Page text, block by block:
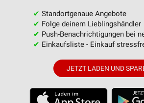
✔ Standortgenaue Angebote
✔ Folge deinem Lieblingshändler
✔ Push-Benachrichtigungen bei
✔ Einkaufsliste - Einkauf
JETZT LADEN UND